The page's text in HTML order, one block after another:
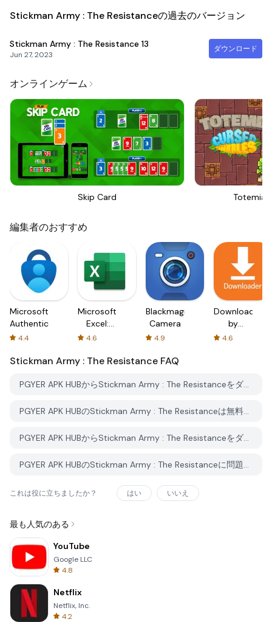
Stickman Army : The Resistanceの過去のバージョン
Stickman Army : The Resistance 13
Jun 27, 2023
ダウンロード
オンラインゲーム
Skip Card Totemia
編集者のおすすめ
Microsoft
Authenticator
4.4
Microsoft
Excel:
Spreadsheets
4.6
Blackmagic
Camera
4.9
Downloader
by
AFTVnews
4.6
Stickman Army : The Resistance FAQ
PGYER APK HUBからStickman Army : The Resistanceをダウンロードする方法は？
PGYER APK HUBのStickman Army : The Resistanceは無料でダウンロードできますか？
PGYER APK HUBからStickman Army : The Resistanceをダウンロードするにはアカウントが必要ですか？
PGYER APK HUBのStickman Army : The Resistanceに問題を報告する方法は？
これは役に立ちましたか？ はい いいえ
最も人気のある
YouTube
Google LLC
4.8
Netflix
Netflix, Inc.
4.2